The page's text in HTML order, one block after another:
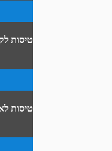
טיסות
טיסות